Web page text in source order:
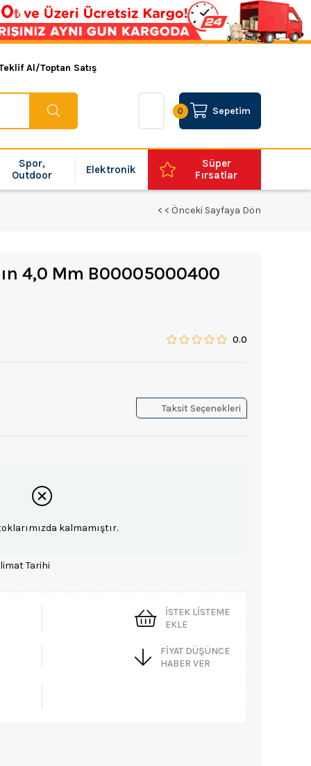
Al/Toptan Satış
Sepetim
0
Spor,
Outdoor
Elektronik
Süper
Fırsatlar
< < Önceki Sayfaya Dön
4,0 Mm B00005000400
0.0
Taksit Seçenekleri
kalmamıştır.
Tarihi
İSTEK LISTEME
EKLE
FIYAT DÜŞÜNCE
HABER VER